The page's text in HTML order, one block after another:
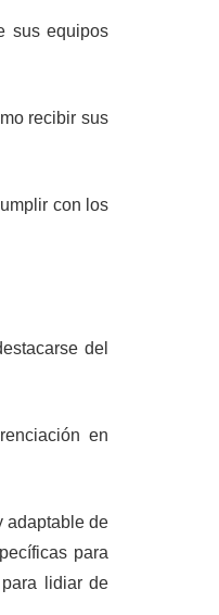
sus equipos
recibir sus
con los
del
en
adaptable de
para
lidiar de